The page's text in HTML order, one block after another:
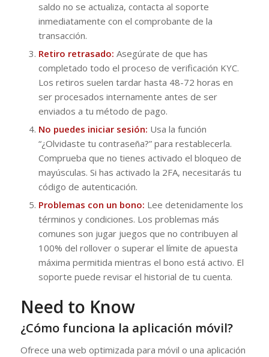
saldo no se actualiza, contacta al soporte
inmediatamente con el comprobante de la
transacción.
Retiro retrasado: Asegúrate de que has
completado todo el proceso de verificación KYC.
Los retiros suelen tardar hasta 48-72 horas en
ser procesados internamente antes de ser
enviados a tu método de pago.
No puedes iniciar sesión: Usa la función
“¿Olvidaste tu contraseña?” para restablecerla.
Comprueba que no tienes activado el bloqueo de
mayúsculas. Si has activado la 2FA, necesitarás tu
código de autenticación.
Problemas con un bono: Lee detenidamente los
términos y condiciones. Los problemas más
comunes son jugar juegos que no contribuyen al
100% del rollover o superar el límite de apuesta
máxima permitida mientras el bono está activo. El
soporte puede revisar el historial de tu cuenta.
Need to Know
¿Cómo funciona la aplicación móvil?
Ofrece una web optimizada para móvil o una aplicación